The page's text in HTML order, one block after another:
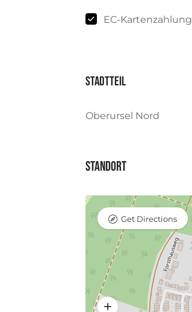
EC-Kartenzahlung
Stadtteil
Oberursel Nord
Standort
Get Directions